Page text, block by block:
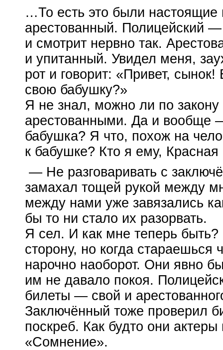
…То есть это были настоящие
арестованный. Полицейский
и смотрит нервно так.
и упитанный. Увидел меня,
рот и говорит: «Привет,
свою бабушку?»
Я не знал, можно ли по закону
арестованными. Да и вообще
бабушка? Я что, похож на
к бабушке? Кто я ему,
— Не разговаривать с
замахал тощей рукой между
между нами уже завязались
бы то ни стало их разорвать.
Я сел. И как мне теперь
сторону, но когда стараешься
нарочно наоборот. Они явно
им не давало покоя.
билеты — свой и
Заключённый тоже проверил
поскреб. Как будто они
«Сомнение».